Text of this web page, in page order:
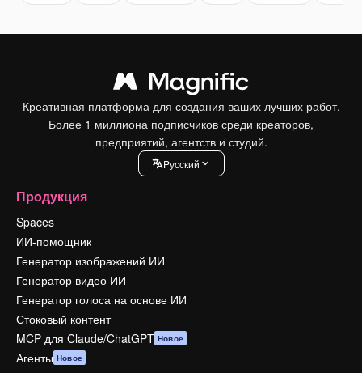
Креативная платформа для создания ваших лучших работ.
Более 1 миллиона подписчиков среди креаторов,
предприятий, агентств и студий.
Pусский
Продукция
Spaces
ИИ-помощник
Генератор изображений ИИ
Генератор видео ИИ
Генератор голоса на основе ИИ
Стоковый контент
MCP для Claude/ChatGPT Новое
Агенты Новое